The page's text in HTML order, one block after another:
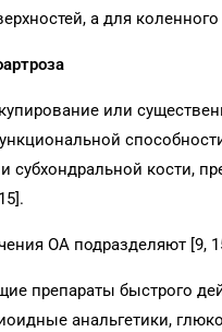
а для
или
кости,
ОА подразделяют [9,
препараты быстрого
анальгетики,